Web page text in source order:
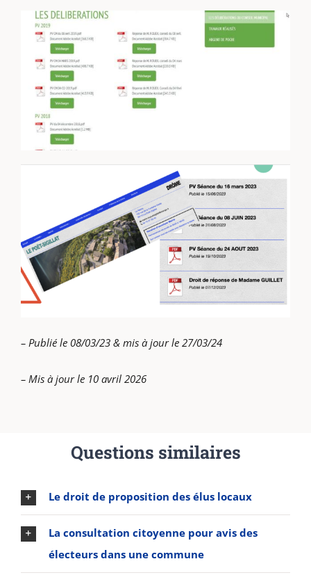
– Publié le 08/03/23 & mis à jour le 27/03/24
– Mis à jour le 10 avril 2026
Questions similaires
Le droit de proposition des élus locaux
La consultation citoyenne pour avis des
électeurs dans une commune